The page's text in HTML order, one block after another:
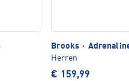
Brooks ·
Herren
€ 159,99